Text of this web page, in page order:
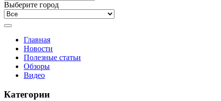
Выберите город
Главная
Новости
Полезные статьи
Обзоры
Видео
Категории